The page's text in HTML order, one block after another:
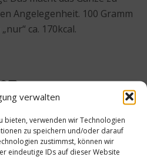
verwalten
bieten, verwenden wir Technologien
zu speichern und/oder darauf
zustimmst, können wir
eindeutige IDs auf dieser Website
Angelegenheit. 100 Gramm
ca. 170kcal.
Nächster Beitrag